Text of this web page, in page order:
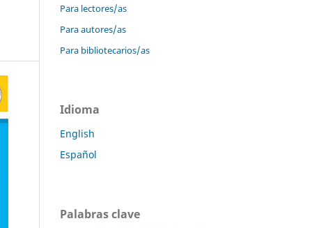
Para lectores/as
Para autores/as
Para bibliotecarios/as
Idioma
English
Español
Palabras clave